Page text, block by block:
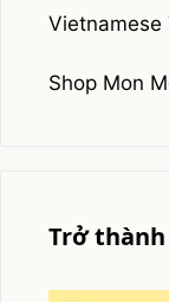
Vietnamese
Shop Mon
Trở thành